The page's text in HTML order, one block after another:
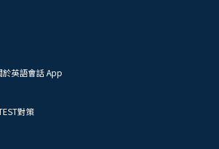
於英語會話 App
對策